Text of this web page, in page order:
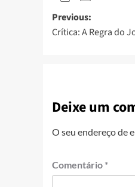
Previous:
Crítica: A Regra do
Deixe um
O seu endereço de
Comentário *